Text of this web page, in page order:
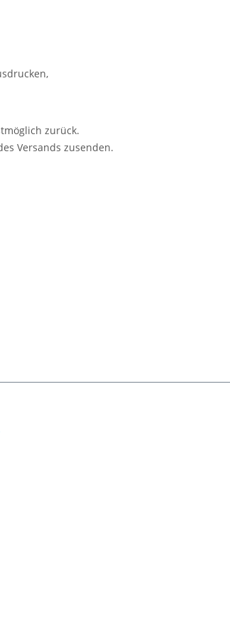
zurück.
Versands zusenden.
Sättigung